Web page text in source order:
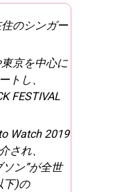
のシンガー
京を中心に
トし、
FESTIVAL
Watch 2019
され、
ン”が全世
下)の